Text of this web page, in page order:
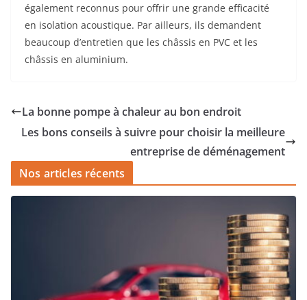
également reconnus pour offrir une grande efficacité
en isolation acoustique. Par ailleurs, ils demandent
beaucoup d’entretien que les châssis en PVC et les
châssis en aluminium.
La bonne pompe à chaleur au bon endroit
Les bons conseils à suivre pour choisir la meilleure
entreprise de déménagement
Nos articles récents